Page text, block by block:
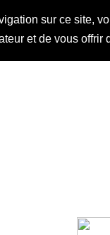
sur ce site,
et de vous offrir